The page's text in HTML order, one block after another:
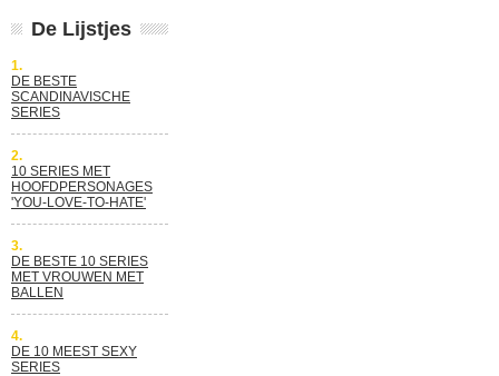
De Lijstjes
1.
DE BESTE
SCANDINAVISCHE
SERIES
2.
10 SERIES MET
HOOFDPERSONAGES
'YOU-LOVE-TO-HATE'
3.
DE BESTE 10 SERIES
MET VROUWEN MET
BALLEN
4.
DE 10 MEEST SEXY
SERIES